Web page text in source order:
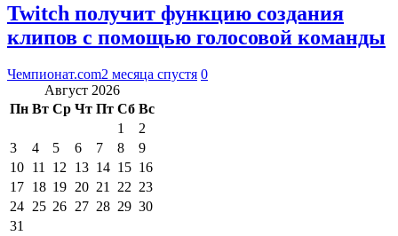
Twitch получит функцию создания
клипов с помощью голосовой команды
Чемпионат.com2 месяца спустя 0
Август 2026
Пн Вт Ср Чт Пт Сб Вс
1
2
3
4 5 6 7 8
9
10 11 12 13 14 15 16
17 18 19 20 21 22 23
24 25 26 27 28 29 30
31